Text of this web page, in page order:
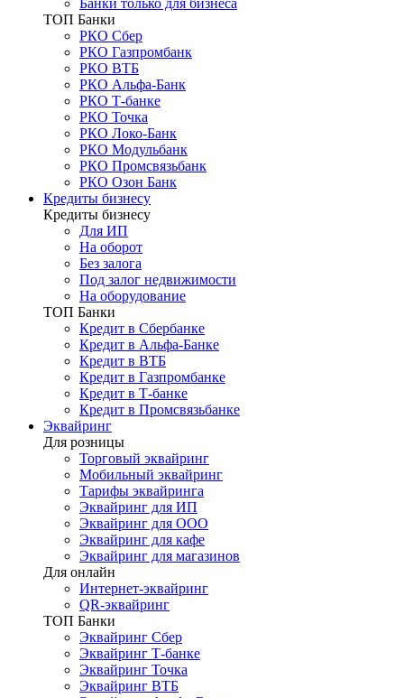
Банки только для бизнеса
ТОП Банки
РКО Сбер
РКО Газпромбанк
РКО ВТБ
РКО Альфа-Банк
РКО Т-банке
РКО Точка
РКО Локо-Банк
РКО Модульбанк
РКО Промсвязьбанк
РКО Озон Банк
Кредиты бизнесу
Кредиты бизнесу
Для ИП
На оборот
Без залога
Под залог недвижимости
На оборудование
ТОП Банки
Кредит в Сбербанке
Кредит в Альфа-Банке
Кредит в ВТБ
Кредит в Газпромбанке
Кредит в Т-банке
Кредит в Промсвязьбанке
Эквайринг
Для розницы
Торговый эквайринг
Мобильный эквайринг
Тарифы эквайринга
Эквайринг для ИП
Эквайринг для ООО
Эквайринг для кафе
Эквайринг для магазинов
Для онлайн
Интернет-эквайринг
QR-эквайринг
ТОП Банки
Эквайринг Сбер
Эквайринг Т-банке
Эквайринг Точка
Эквайринг ВТБ